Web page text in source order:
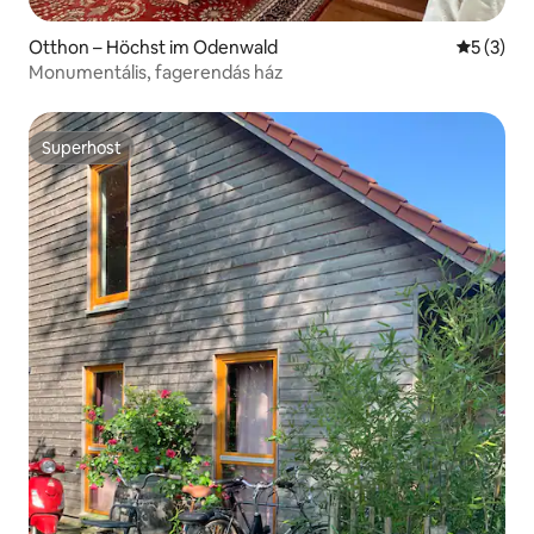
Otthon – Höchst im Odenwald Átlagos
5 (3)
Monumentális, fagerendás ház
Superhost
Superhost